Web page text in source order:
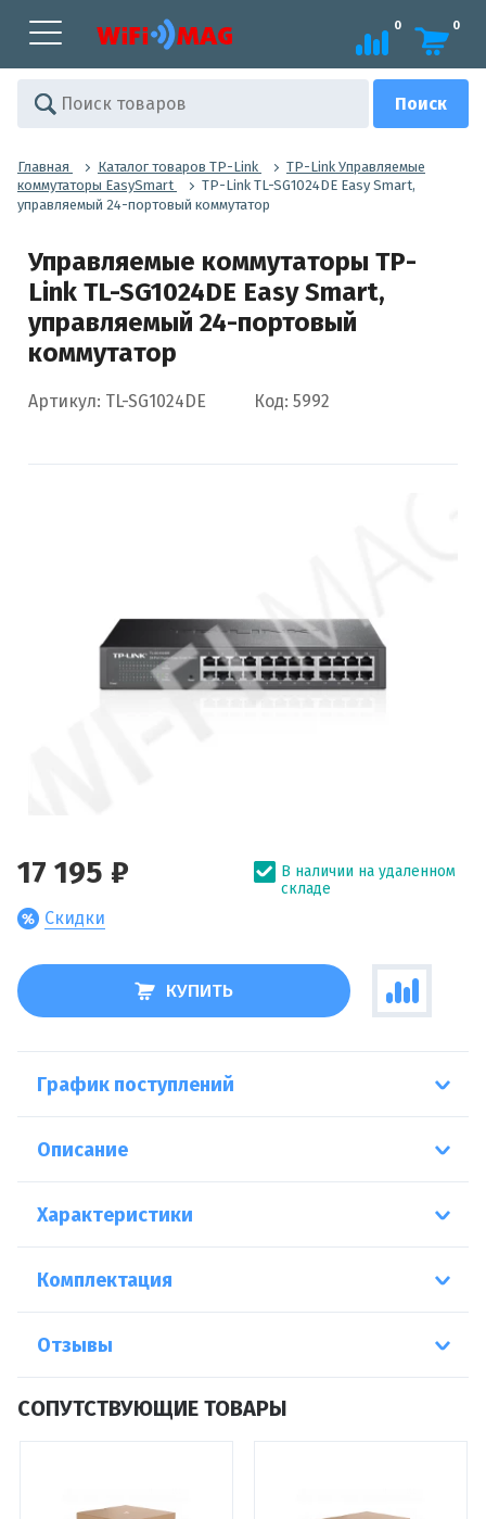
0 0
Главная Каталог товаров TP-Link
TP-Link Управляемые
коммутаторы EasySmart
TP-Link TL-SG1024DE Easy Smart,
управляемый 24-портовый коммутатор
Управляемые коммутаторы TP-
Link TL-SG1024DE Easy Smart,
управляемый 24-портовый
коммутатор
Артикул: TL-SG1024DE Код: 5992
17 195 ₽
Скидки
В наличии на удаленном
складе
КУПИТЬ
График поступлений
Описание
Характеристики
Комплектация
Отзывы
СОПУТСТВУЮЩИЕ ТОВАРЫ